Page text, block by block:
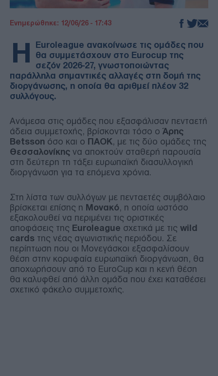
Ενημερώθηκε: 12/06/26 - 17:43
Η
Euroleague ανακοίνωσε τις ομάδες που
θα συμμετάσχουν στο Eurocup της
σεζόν 2026-27, γνωστοποιώντας
παράλληλα σημαντικές αλλαγές στη δομή της
διοργάνωσης, η οποία θα αριθμεί πλέον 32
συλλόγους.
Ανάμεσα στις ομάδες που εξασφάλισαν πενταετή
άδεια συμμετοχής, βρίσκονται τόσο οΆρης
Betsson όσο και ο ΠΑΟΚ, με τις δύο ομάδες της
Θεσσαλονίκης να αποκτούν σταθερή παρουσία
στη δεύτερη τη τάξει ευρωπαϊκή διασυλλογική
διοργάνωση για τα επόμενα χρόνια.
Στη λίστα των συλλόγων με πενταετές συμβόλαιο
βρίσκεται επίσης η Μονακό, η οποία ωστόσο
εξακολουθεί να περιμένει τις οριστικές
αποφάσεις της Euroleague σχετικά με τις wild
cards της νέας αγωνιστικής περιόδου. Σε
περίπτωση που οι Μονεγάσκοι εξασφαλίσουν
θέση στην κορυφαία ευρωπαϊκή διοργάνωση, θα
αποχωρήσουν από το EuroCup και η κενή θέση
θα καλυφθεί από άλλη ομάδα που έχει καταθέσει
σχετικό φάκελο συμμετοχής.